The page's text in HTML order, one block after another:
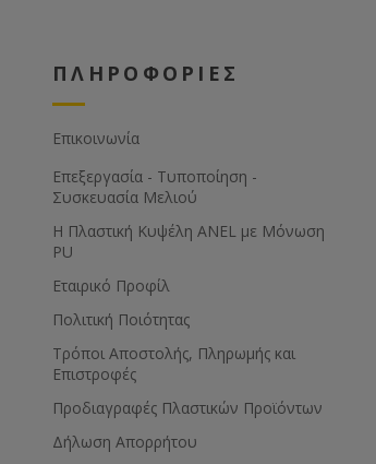
ΠΛΗΡΟΦΟΡΙΕΣ
Επικοινωνία
Επεξεργασία - Τυποποίηση -
Συσκευασία Μελιού
Η Πλαστική Κυψέλη ANEL με Μόνωση
PU
Εταιρικό Προφίλ
Πολιτική Ποιότητας
Τρόποι Αποστολής, Πληρωμής και
Επιστροφές
Προδιαγραφές Πλαστικών Προϊόντων
Δήλωση Απορρήτου